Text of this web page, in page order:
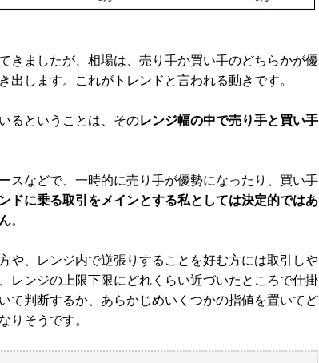
きましたが、相場は、売り手か買い手のどちらかが優
出します。これがトレンドと言われる動きです。
るということは、そのレンジ幅の中で売り手と買い手
スなどで、一時的に売り手が優勢になったり、買い手
ンドに乗る取引をメインとする私としては決定的ではあ
。
や、レンジ内で逆張りすることを好む方には取引しや
レンジの上限下限にどれくらい近づいたところで仕掛
て判断するか、あらかじめいくつかの指値を置いてど
りそうです。